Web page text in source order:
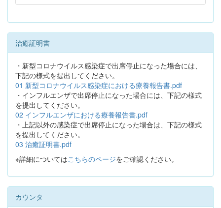
治癒証明書
・新型コロナウイルス感染症で出席停止になった場合には、
下記の様式を提出してください。
01 新型コロナウイルス感染症における療養報告書.pdf
・インフルエンザで出席停止になった場合には、下記の様式
を提出してください。
02 インフルエンザにおける療養報告書.pdf
・上記以外の感染症で出席停止になった場合は、下記の様式
を提出してください。
03 治癒証明書.pdf
※詳細についてはこちらのページをご確認ください。
カウンタ